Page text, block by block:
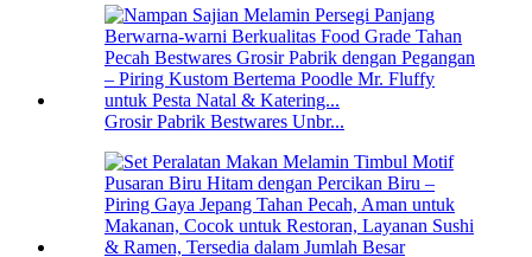
Grosir Pabrik Bestwares Unbr...